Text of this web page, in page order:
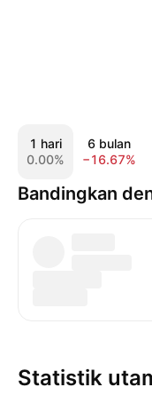
1 hari
0.00%
6 bulan
−16.67%
Bandingkan
Statistik